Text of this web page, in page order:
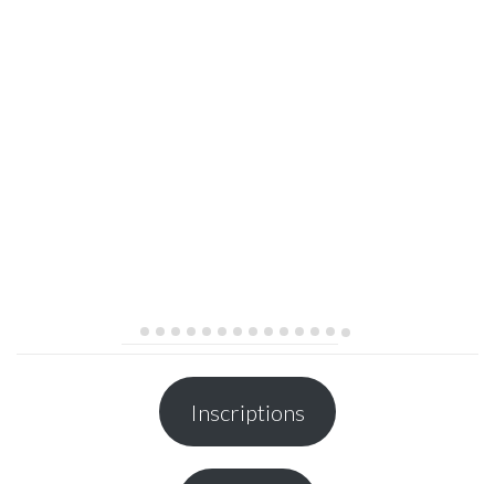
Inscriptions